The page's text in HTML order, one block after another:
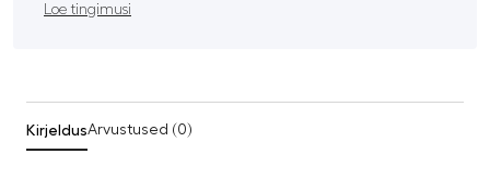
Loe tingimusi
KirjeldusArvustused (0)